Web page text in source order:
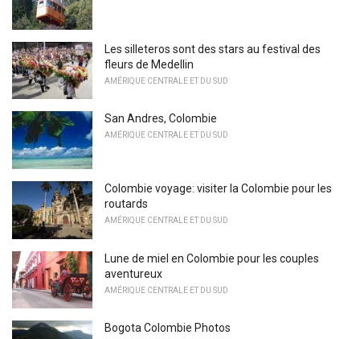
Les silleteros sont des stars au festival des
fleurs de Medellin
AMÉRIQUE CENTRALE ET DU SUD
San Andres, Colombie
AMÉRIQUE CENTRALE ET DU SUD
Colombie voyage: visiter la Colombie pour les
routards
AMÉRIQUE CENTRALE ET DU SUD
Lune de miel en Colombie pour les couples
aventureux
AMÉRIQUE CENTRALE ET DU SUD
Bogota Colombie Photos